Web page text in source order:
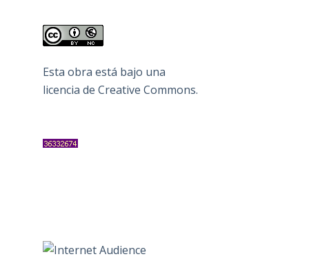
Esta obra está bajo una
licencia de Creative Commons.